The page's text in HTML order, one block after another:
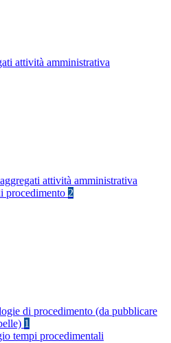
attività amministrativa
attività amministrativa
procedimento 2
di procedimento (da pubblicare
1
tempi procedimentali